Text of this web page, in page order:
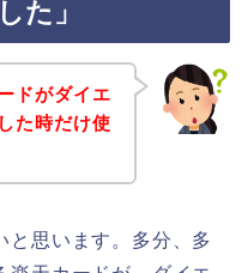
た」
ドがダイエ
た時だけ使
と思います。多分、多